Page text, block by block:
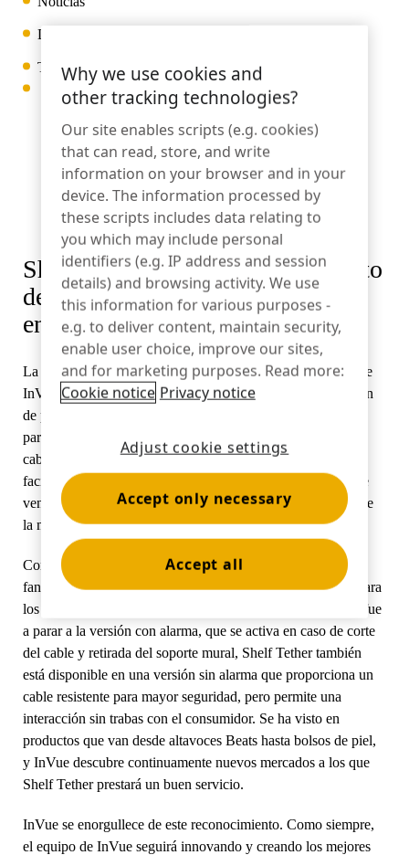
Control de acceso
Punto de venta
Tienda conectada
Bricolaje y reformas del hogar
Hipermercado y ultramarinos
Operadores móviles
Salud y belleza
Artículos deportivos
Comercio especializado
Deportes y entretenimiento
Hostelería y restauración
Fabricantes de accesorios
Banca
EcosistemaOneKEY
CerradurasLIVE
MagStand
Seguridad de los expositores de mercancías
Seguridad de la mercancía colgada
Cerraduras inteligentes
Etiquetas y detectores
Punto de venta
Soportes para tabletas
Sostenibilidad
Empleo en InVue
Socios comerciales
Asociaciones empresariales
Contacto
Guías de instrucciones
Especificaciones técnicas
Casos prácticos
Catálogo
Noticias
Date:
Tiempo de lectura: 2 minutos
Shelf Tether™ es el único producto
de seguridad para mercancía
envasada cuando no hay EAS.
La revista Security Products ha nombrado a Shelf Tether , de
InVue, nuevo producto del año en la categoría de prevención
de pérdidas. Shelf Tether es la única solución de seguridad
para estanterías diseñada para productos de gran valor. Su
cable de 3 pies, junto con la aplicación delIR StopLok
facilitan a los consumidores la interacción con un artículo de
venta al por menor al tiempo que se mantiene la seguridad de
la mercancía.
Con una instalación sencilla, una seguridad robusta y una
fantástica experiencia para el cliente, Shelf Tether es ideal para
los minoristas que no cuentan con EAS. Aunque el premio fue
a parar a la versión con alarma, que se activa en caso de corte
del cable y retirada del soporte mural, Shelf Tether también
está disponible en una versión sin alarma que proporciona un
cable resistente para mayor seguridad, pero permite una
interacción sin trabas con el consumidor. Se ha visto en
productos que van desde altavoces Beats hasta bolsos de piel,
y InVue descubre continuamente nuevos mercados a los que
Shelf Tether prestará un buen servicio.
InVue se enorgullece de este reconocimiento. Como siempre,
el equipo de InVue seguirá innovando y creando los mejores
Why we use cookies and
other tracking technologies?
Our site enables scripts (e.g. cookies)
that can read, store, and write
information on your browser and in your
device. The information processed by
these scripts includes data relating to
you which may include personal
identifiers (e.g. IP address and session
details) and browsing activity. We use
this information for various purposes -
e.g. to deliver content, maintain security,
enable user choice, improve our sites,
and for marketing purposes. Read more:
Cookie notice Privacy notice
Adjust cookie settings
Accept only necessary
Accept all